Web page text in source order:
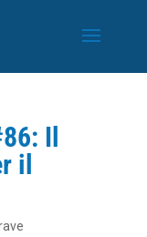
Il
il